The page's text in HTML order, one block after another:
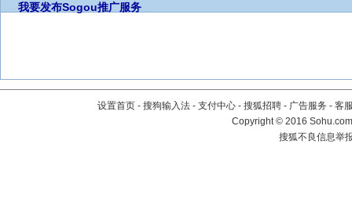
我要发布Sogou推广服务
设置首页 - 搜狗输入法 - 支付中心 - 搜狐招聘 - 广告服务 - 客
Copyright©2016
搜狐不良信息举